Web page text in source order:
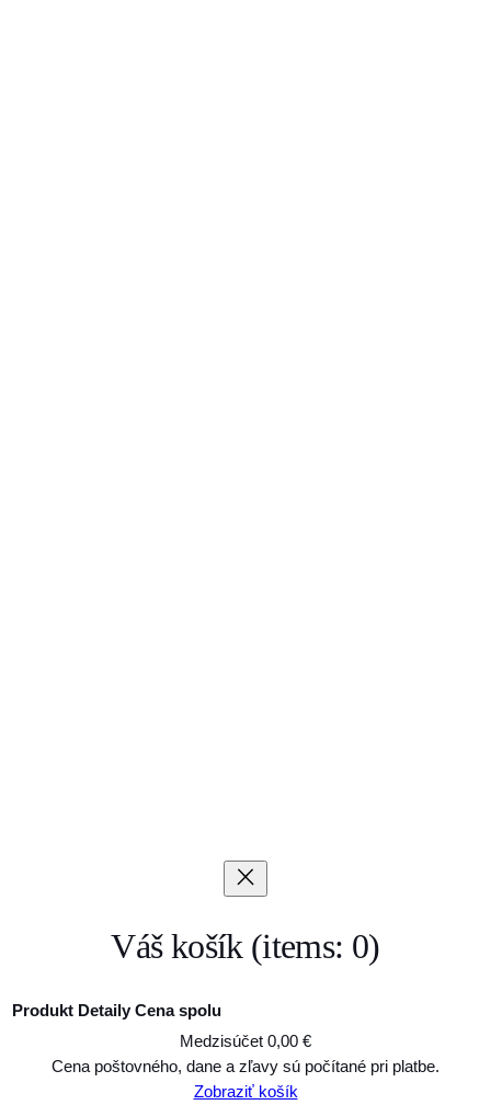
Váš košík (items: 0)
Produkty
Produkt Detaily Cena spolu
Medzisúčet 0,00 €
Cena poštovného, dane a zľavy sú počítané pri platbe.
Zobraziť košík